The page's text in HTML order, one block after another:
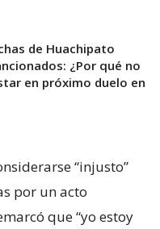
de Huachipato
¿Por qué no
en próximo duelo en
“injusto”
por un acto
que “yo estoy